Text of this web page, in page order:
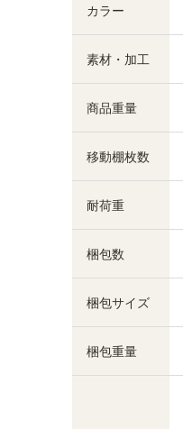
追加棚板
板のみ（取付部品
T87A-NAをご購入
カラー
素材・加工
商品重量
移動棚枚数
耐荷重
梱包数
梱包サイズ
梱包重量